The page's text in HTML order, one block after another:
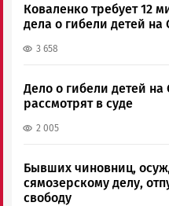
Коваленко требует 12
дела о гибели детей на
3 658
Дело о гибели детей на
рассмотрят в суде
2 005
Бывших чиновниц,
сямозерскому делу,
свободу